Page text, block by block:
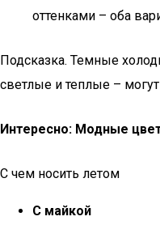
оттенками – оба
Подсказка. Темные
светлые и теплые –
Интересно: Модные
С чем носить летом
С майкой